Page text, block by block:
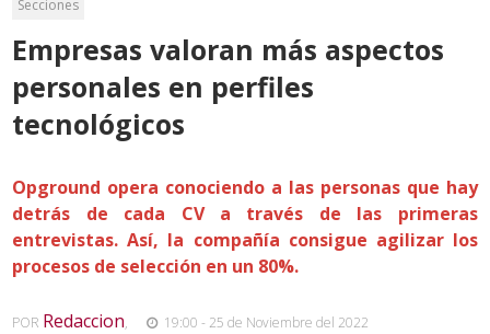
Secciones
Empresas valoran más aspectos
personales en perfiles
tecnológicos
Opground opera conociendo a las personas que hay
detrás de cada CV a través de las primeras
entrevistas. Así, la compañía consigue agilizar los
procesos de selección en un 80%.
POR Redaccion, 19:00 - 25 de Noviembre del 2022